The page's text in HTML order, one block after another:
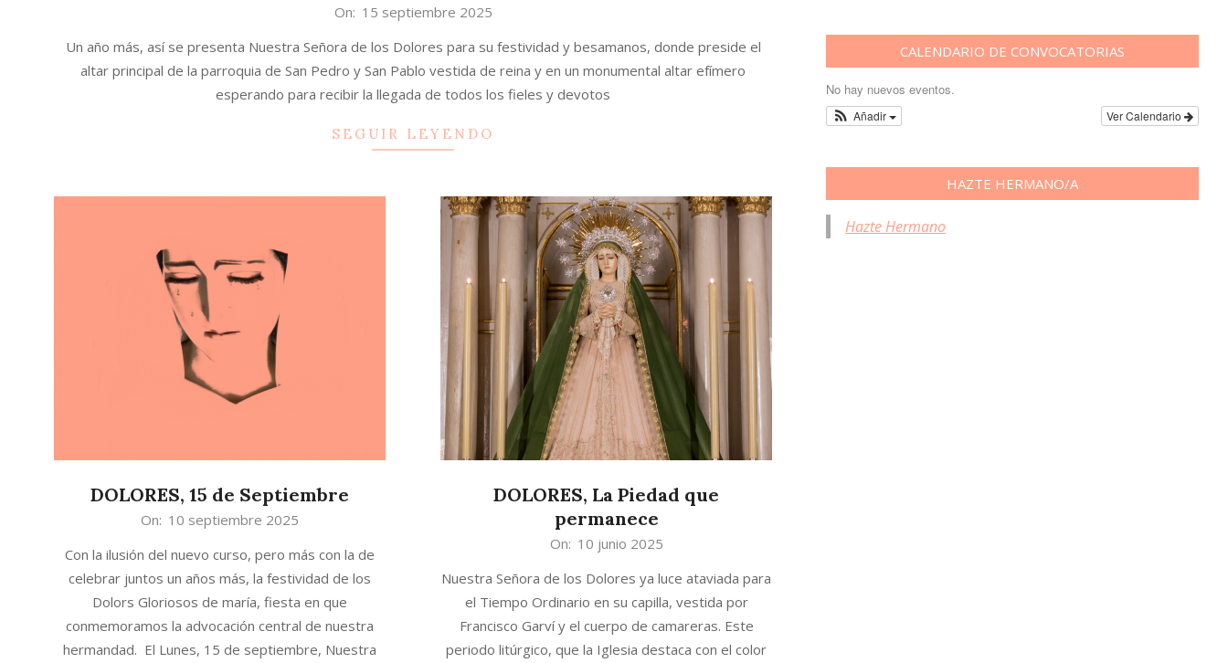
15
On: 15 septiembre 2025
Un año más, así se presenta Nuestra Señora de los Dolores para su festividad y besamanos, donde preside el
altar principal de la parroquia de San Pedro y San Pablo vestida de reina y en un monumental altar efímero
esperando para recibir la llegada de todos los fieles y devotos
SEGUIR LEYENDO
DOLORES, 15 de Septiembre
10
On: 10 septiembre 2025
Con la ilusión del nuevo curso, pero más con la de
celebrar juntos un años más, la festividad de los
Dolors Gloriosos de maría, fiesta en que
conmemoramos la advocación central de nuestra
hermandad. El Lunes, 15 de septiembre, Nuestra
DOLORES, La Piedad que
permanece
10
On: 10 junio 2025
Nuestra Señora de los Dolores ya luce ataviada para
el Tiempo Ordinario en su capilla, vestida por
Francisco Garví y el cuerpo de camareras. Este
periodo litúrgico, que la Iglesia destaca con el color
CALENDARIO DE CONVOCATORIAS
No hay nuevos eventos.
Ver Calendario
Añadir
HAZTE HERMANO/A
Hazte Hermano